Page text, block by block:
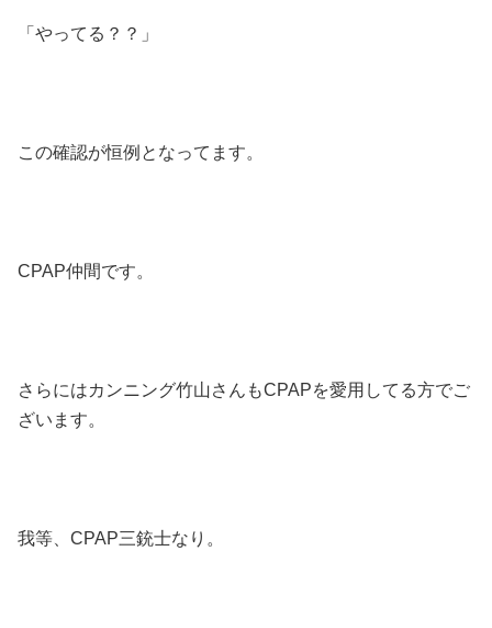
「やってる？？」
この確認が恒例となってます。
CPAP仲間です。
さらにはカンニング竹山さんもCPAPを愛用してる方でご
ざいます。
我等、CPAP三銃士なり。